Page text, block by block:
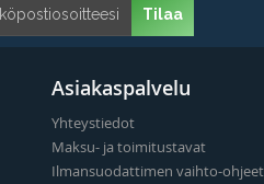
Tilaa
Asiakaspalvelu
Yhteystiedot
Maksu- ja toimitustavat
Ilmansuodattimen vaihto-ohjeet